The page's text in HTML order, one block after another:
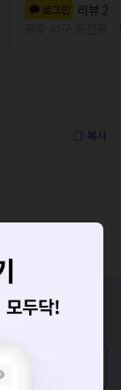
로그인 리뷰 2
복사
요?